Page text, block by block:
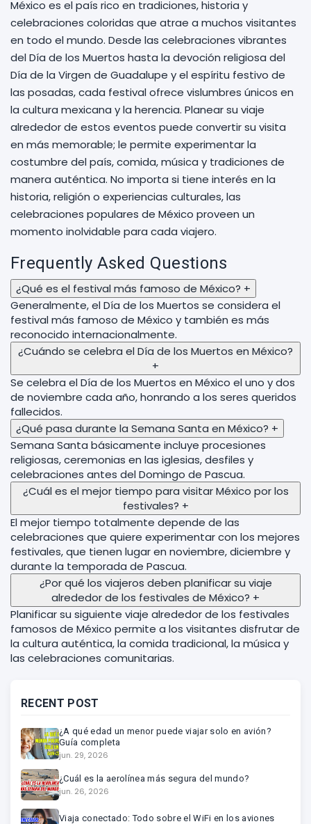
México es el país rico en tradiciones, historia y
celebraciones coloridas que atrae a muchos visitantes
en todo el mundo. Desde las celebraciones vibrantes
del Día de los Muertos hasta la devoción religiosa del
Día de la Virgen de Guadalupe y el espíritu festivo de
las posadas, cada festival ofrece vislumbres únicos en
la cultura mexicana y la herencia. Planear su viaje
alrededor de estos eventos puede convertir su visita
en más memorable; le permite experimentar la
costumbre del país, comida, música y tradiciones de
manera auténtica. No importa si tiene interés en la
historia, religión o experiencias culturales, las
celebraciones populares de México proveen un
momento inolvidable para cada viajero.
Frequently Asked Questions
¿Qué es el festival más famoso de México? +
Generalmente, el Día de los Muertos se considera el
festival más famoso de México y también es más
reconocido internacionalmente.
¿Cuándo se celebra el Día de los Muertos en México?
+
Se celebra el Día de los Muertos en México el uno y dos
de noviembre cada año, honrando a los seres queridos
fallecidos.
¿Qué pasa durante la Semana Santa en México? +
Semana Santa básicamente incluye procesiones
religiosas, ceremonias en las iglesias, desfiles y
celebraciones antes del Domingo de Pascua.
¿Cuál es el mejor tiempo para visitar México por los
festivales? +
El mejor tiempo totalmente depende de las
celebraciones que quiere experimentar con los mejores
festivales, que tienen lugar en noviembre, diciembre y
durante la temporada de Pascua.
¿Por qué los viajeros deben planificar su viaje
alrededor de los festivales de México? +
Planificar su siguiente viaje alrededor de los festivales
famosos de México permite a los visitantes disfrutar de
la cultura auténtica, la comida tradicional, la música y
las celebraciones comunitarias.
RECENT POST
¿A qué edad un menor puede viajar solo en avión?
Guía completa
jun. 29, 2026
¿Cuál es la aerolínea más segura del mundo?
jun. 26, 2026
Viaja conectado: Todo sobre el WiFi en los aviones